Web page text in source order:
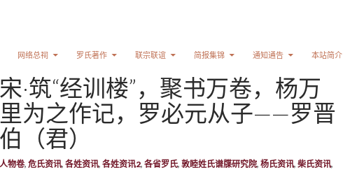
网络总祠 罗氏著作 联宗联谊 简报集锦 通知通告 本站简介
宋·筑“经训楼”，聚书万卷，杨万
里为之作记，罗必元从子——罗晋
伯（君）
人物卷, 危氏资讯, 各姓资讯, 各姓资讯2, 各省罗氏, 敦睦姓氏谱牒研究院, 杨氏资讯, 柴氏资讯,